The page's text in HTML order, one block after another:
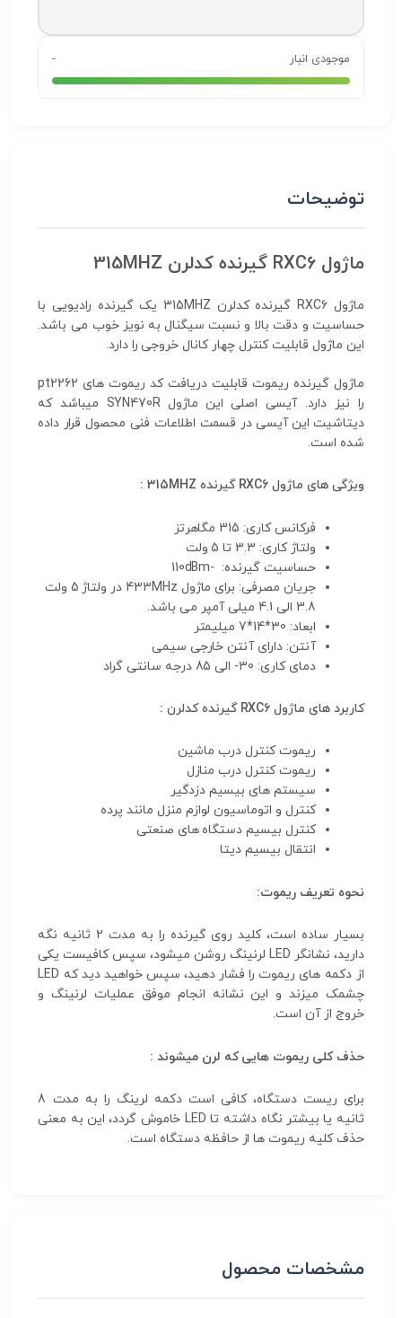
موجودی انبار -
توضیحات
ماژول RXC6 گیرنده کدلرن 315MHZ
ماژول RXC6 گیرنده کدلرن 315MHZ یک گیرنده رادیویی با
حساسیت و دقت بالا و نسبت سیگنال به نویز خوب می باشد.
این ماژول قابلیت کنترل چهار کانال خروجی را دارد.
ماژول گیرنده ریموت قابلیت دریافت کد ریموت های pt2262
را نیز دارد. آیسی اصلی این ماژول SYN470R میباشد که
دیتاشیت این آیسی در قسمت اطلاعات فنی محصول قرار داده
شده است.
ویژگی های ماژول RXC6 گیرنده 315MHZ :
فرکانس کاری: 315 مگاهرتز
ولتاژ کاری: 3.3 تا 5 ولت
حساسیت گیرنده: -110dBm
جریان مصرفی: برای ماژول 433MHz در ولتاژ 5 ولت
3.8 الی 4.1 میلی آمپر می باشد.
ابعاد: 30*14*7 میلیمتر
آنتن: دارای آنتن خارجی سیمی
دمای کاری: 30- الی 85 درجه سانتی گراد
کاربرد های ماژول RXC6 گیرنده کدلرن :
ریموت کنترل درب ماشین
ریموت کنترل درب منازل
سیستم های بیسیم دزدگیر
کنترل و اتوماسیون لوازم منزل مانند پرده
کنترل بیسیم دستگاه های صنعتی
انتقال بیسیم دیتا
نحوه تعریف ریموت:
بسیار ساده است، کلید روی گیرنده را به مدت 2 ثانیه نگه
دارید، نشانگر LED لرنینگ روشن میشود، سپس کافیست یکی
از دکمه های ریموت را فشار دهید، سپس خواهید دید که LED
چشمک میزند و این نشانه انجام موفق عملیات لرنینگ و
خروج از آن است.
حذف کلی ریموت هایی که لرن میشوند :
برای ریست دستگاه، کافی است دکمه لرینگ را به مدت 8
ثانیه یا بیشتر نگاه داشته تا LED خاموش گردد، این به معنی
حذف کلیه ریموت ها از حافظه دستگاه است.
مشخصات محصول